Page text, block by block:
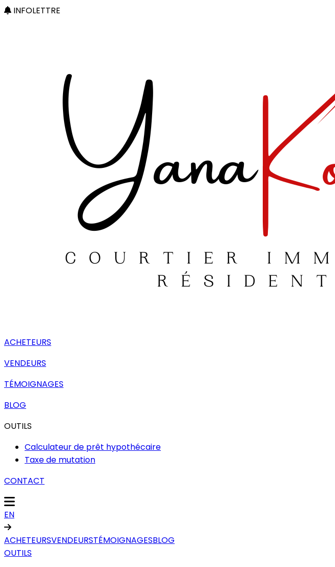
INFOLETTRE
ACHETEURS
VENDEURS
TÉMOIGNAGES
BLOG
OUTILS
Calculateur de prêt hypothécaire
Taxe de mutation
CONTACT
EN
ACHETEURSVENDEURSTÉMOIGNAGESBLOG
OUTILS